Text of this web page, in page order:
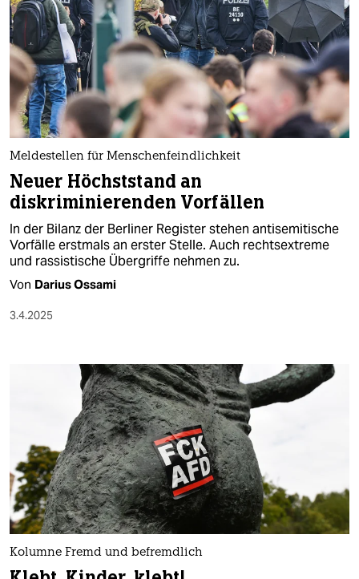
Meldestellen für Menschenfeindlichkeit
Neuer Höchststand an
diskriminierenden Vorfällen
In der Bilanz der Berliner Register stehen antisemitische
Vorfälle erstmals an erster Stelle. Auch rechtsextreme
und rassistische Übergriffe nehmen zu.
Von Darius Ossami
3.4.2025
Kolumne Fremd und befremdlich